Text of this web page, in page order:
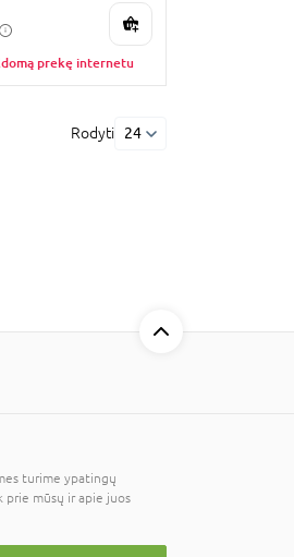
prekę internetu
Rodyti 24
turime ypatingų
prie mūsų ir apie juos